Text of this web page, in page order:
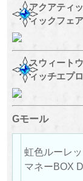
アクアティ
ィックフェ
スウィート
ィッチエプ
Gモール
虹色ルーレッ
マネーBOX D